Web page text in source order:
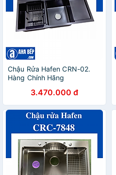
Chậu Rửa Hafen CRN-02.
Hàng Chính Hãng
3.470.000 đ